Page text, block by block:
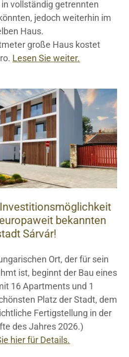
vollständig getrennten
jedoch weiterhin im
Haus.
große Haus kostet
Lesen Sie weiter.
bekannten
Sárvár!
Ort, der für sein
ist, beginnt der Bau eines
16 Apartments und 1
Platz der Stadt, dem
Fertigstellung in der
des Jahres 2026.)
hier für Details.